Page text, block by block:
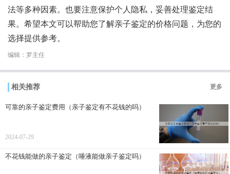
法等多种因素。也要注意保护个人隐私，妥善处理鉴定结
果。希望本文可以帮助您了解亲子鉴定的价格问题，为您的
选择提供参考。
编辑：罗主任
相关推荐 更多
可靠的亲子鉴定费用（亲子鉴定有不花钱的吗）
2024-07-29
不花钱能做的亲子鉴定（唾液能做亲子鉴定吗）